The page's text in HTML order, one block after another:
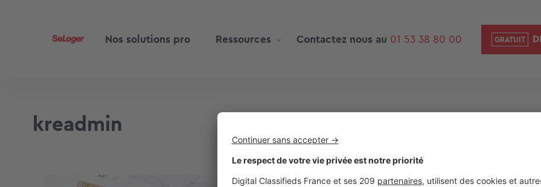
Nos solutions pro Ressources Contactez nous au 01 53 38 80 00
kreadmin